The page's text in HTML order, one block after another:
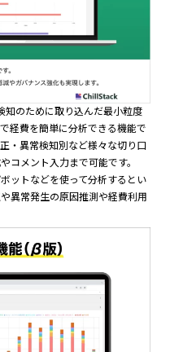
のために取り込んだ最小粒度
経費を簡単に分析できる機能で
・異常検知別など様々な切り口
コメント入力まで可能です。
ットなどを使って分析するとい
異常発生の原因推測や経費利用